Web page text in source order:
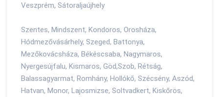
Veszprém, Sátoraljaújhely
Szentes, Mindszent, Kondoros, Orosháza,
Hódmezővásárhely, Szeged, Battonya,
Mezőkovácsháza, Békéscsaba, Nagymaros,
Nyergesújfalu, Kismaros, Göd,Szob, Rétság,
Balassagyarmat, Romhány, Hollókő, Szécsény, Aszód,
Hatvan, Monor, Lajosmizse, Soltvadkert, Kiskőrös,